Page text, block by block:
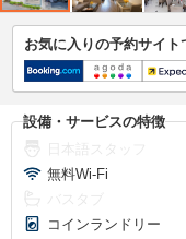
お気に入りの予約サイト
設備・サービスの特徴
無料Wi-Fi
コインランドリー